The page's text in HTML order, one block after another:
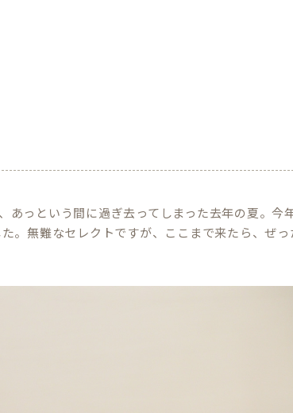
あっという間に過ぎ去ってしまった去年の夏。今
。無難なセレクトですが、ここまで来たら、ぜっ